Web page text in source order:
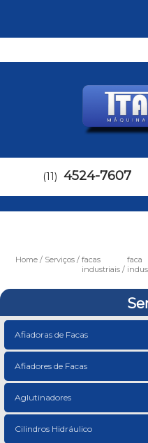
(11) 4524-7607
Home Serviços
facas
industriais
Afiadoras de Facas
Afiadores de Facas
Aglutinadores
Cilindros Hidráulico